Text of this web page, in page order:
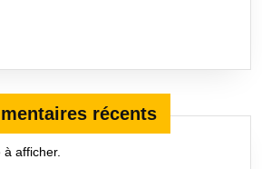
récents
à afficher.